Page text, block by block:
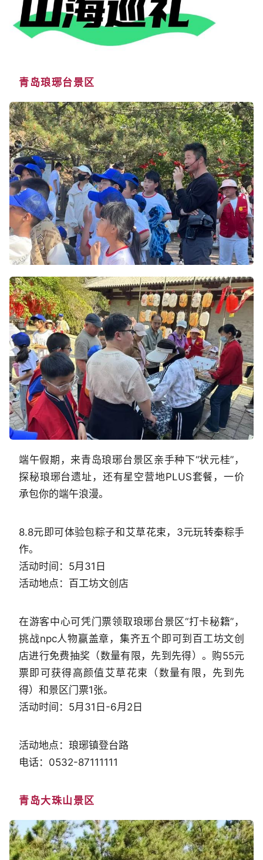
青岛琅琊台景区
端午假期，来青岛琅琊台景区亲手种下“状元桂”，
探秘琅琊台遗址，还有星空营地PLUS套餐，一价
承包你的端午浪漫。
8.8元即可体验包粽子和艾草花束，3元玩转秦粽手
作。
活动时间：5月31日
活动地点：百工坊文创店
在游客中心可凭门票领取琅琊台景区“打卡秘籍”，
挑战npc人物赢盖章，集齐五个即可到百工坊文创
店进行免费抽奖（数量有限，先到先得）。购55元
票即可获得高颜值艾草花束（数量有限，先到先
得）和景区门票1张。
活动时间：5月31日-6月2日
活动地点：琅琊镇登台路
电话：0532-87111111
青岛大珠山景区